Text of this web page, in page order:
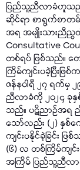
ပြည်သူ့ညီလာခံဟူသည်
ဆိုင်ရာ စာရွက်စာတ
အရ အမျိုးသားညီညွ
Consultative
တစ်ရပ် ဖြစ်သည်။
ကြိမ်ကျင်းပခဲ့ပြီးဖ
ဇန်နဝါရီ ၂၇ ရက်မှ
ညီလာခံကို ၂၀၂၄ ခုနှ
သည်။ ပဋိညာဉ်အရ ညီ
သော်လည်း (၂) နှစ်
ကျင်းပနိုင်ခဲ့ခြင်း
(၆) လ တစ်ကြိမ်ကျ
အကြိမ် ပြည်သူ့ညီလာ